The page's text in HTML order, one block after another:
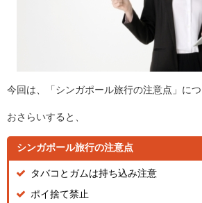
今回は、「シンガポール旅行の注意点」につ
おさらいすると、
シンガポール旅行の注意点
タバコとガムは持ち込み注意
ポイ捨て禁止